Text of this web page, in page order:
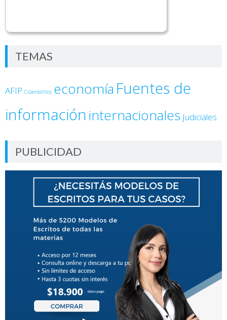
TEMAS
AFIP Ciberdelitos economía Fuentes de
informacióninternacionales Judiciales
PUBLICIDAD